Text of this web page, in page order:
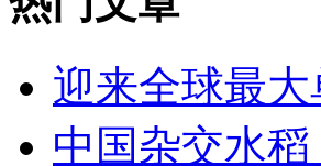
迎来全球最
中国杂交水